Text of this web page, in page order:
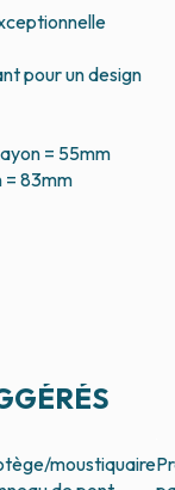
pour un design
= 55mm
= 83mm
moustiquaire